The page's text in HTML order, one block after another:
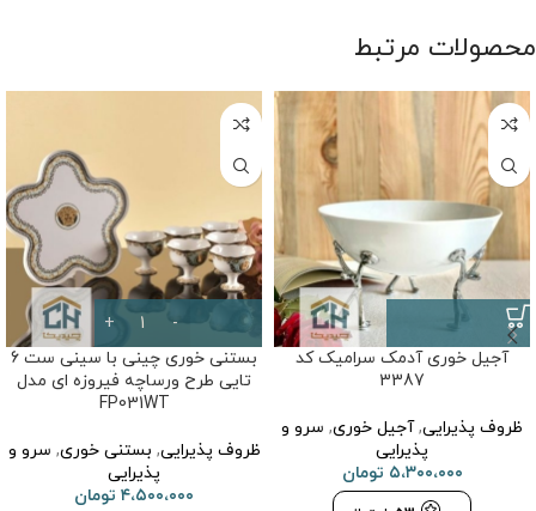
محصولات مرتبط
آجیل خوری آدمک سرامیک کد
3387
ظروف پذیرایی,آجیل خوری, سرو و
پذیرایی
۵،۳۰۰،۰۰۰ تومان
بستنی خوری چینی با سینی ست 6
تایی طرح ورساچه فیروزه ای مدل
FP031WT
ظروف پذیرایی, بستنی خوری, سرو و
پذیرایی
۴،۵۰۰،۰۰۰ تومان